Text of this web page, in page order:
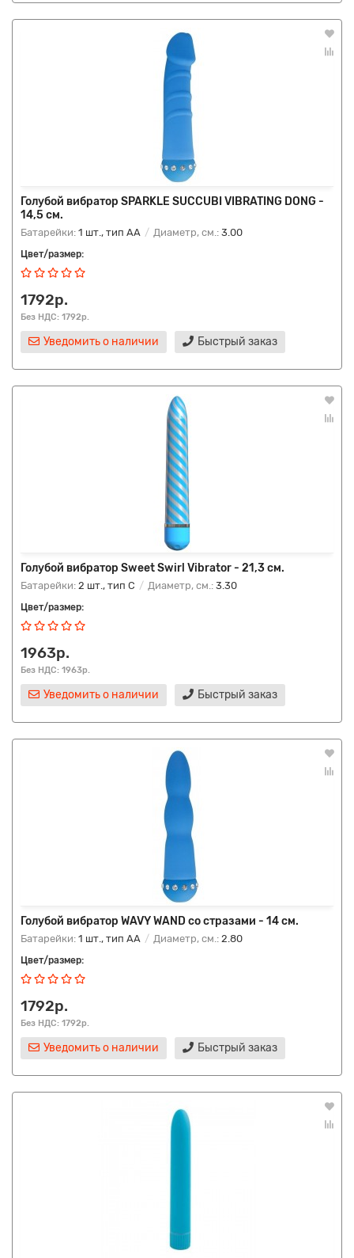
Голубой вибратор SPARKLE SUCCUBI VIBRATING DONG -
14,5 см.
Батарейки: 1 шт., тип AA Диаметр, см.: 3.00
Цвет/размер:
1792р.
Без НДС: 1792р.
Уведомить о наличии Быстрый заказ
Голубой вибратор Sweet Swirl Vibrator - 21,3 см.
Батарейки: 2 шт., тип C Диаметр, см.: 3.30
Цвет/размер:
1963р.
Без НДС: 1963р.
Уведомить о наличии Быстрый заказ
Голубой вибратор WAVY WAND со стразами - 14 см.
Батарейки: 1 шт., тип AA Диаметр, см.: 2.80
Цвет/размер:
1792р.
Без НДС: 1792р.
Уведомить о наличии Быстрый заказ